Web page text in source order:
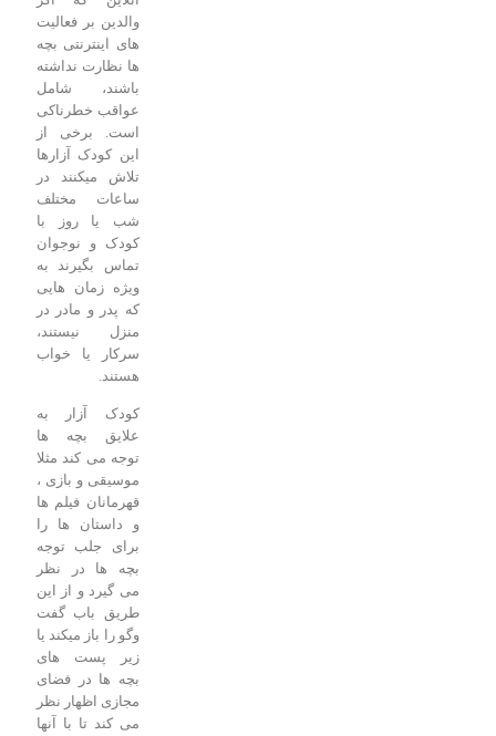
والدین بر فعالیت
های اینترنتی بچه
ها نظارت نداشته
باشند، شامل
عواقب خطرناکی
است. برخی از
این کودک آزارها
تلاش میکنند در
ساعات مختلف
شب یا روز با
کودک و نوجوان
تماس بگیرند به
ویژه زمان هایی
که پدر و مادر در
منزل نیستند،
سرکار یا خواب
کودک آزار به
علایق بچه ها
توجه می کند مثلا
موسیقی و بازی ،
قهرمانان فیلم ها
و داستان ها را
برای جلب توجه
بچه ها در نظر
می گیرد و از این
طریق باب گفت
وگو را باز میکند یا
زیر پست های
بچه ها در فضای
مجازی اظهار نظر
می کند تا با آنها